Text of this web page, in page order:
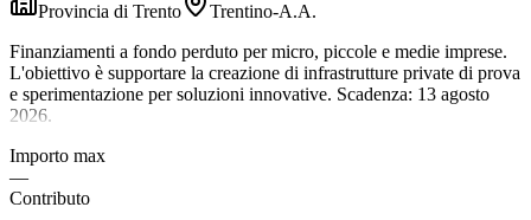
Provincia di Trento
Trentino-A.A.
Finanziamenti a fondo perduto per micro, piccole e medie imprese.
L'obiettivo è supportare la creazione di infrastrutture private di prova
e sperimentazione per soluzioni innovative. Scadenza: 13 agosto
2026.
Importo max
—
Contributo